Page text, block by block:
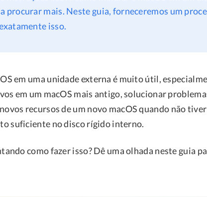
procurar mais. Neste guia, forneceremos um
isso.
em uma unidade externa é muito útil,
em um macOS mais antigo, solucionar
recursos de um novo macOS quando não
suficiente no disco rígido interno.
como fazer isso? Dê uma olhada neste guia